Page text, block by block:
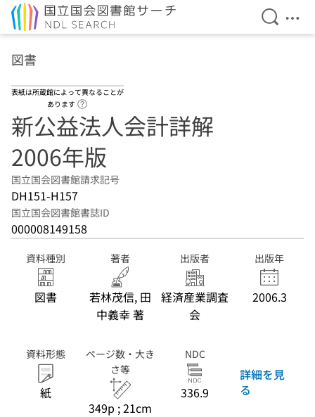
検索を
メ
図書
表紙は所蔵館によって異なることが
あります
新公益法人会計詳解
2006年版
国立国会図書館請求記号
DH151-H157
国立国会図書館書誌ID
000008149158
資料種別
図書
著者
若林茂信, 田
中義幸 著
出版者
経済産業調査
会
出版年
2006.3
資料形態
紙
ページ数・大き
さ等
349p ; 21cm
NDC
336.9
詳細を見
る